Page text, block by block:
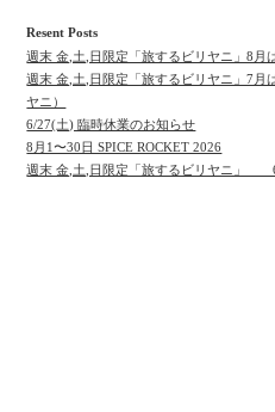
Resent Posts
週末 金,土,日限定「旅するビリヤニ」8月
週末 金,土,日限定「旅するビリヤニ」7月
ヤニ）
6/27(土) 臨時休業のお知らせ
8月1〜30日 SPICE ROCKET 2026
週末 金,土,日限定「旅するビリヤニ」